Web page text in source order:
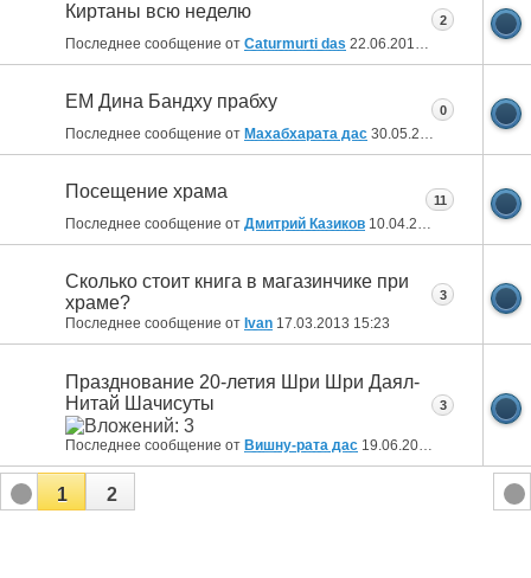
Киртаны всю неделю
Последнее сообщение от Caturmurti das 22.06.2013 11:25
2
ЕМ Дина Бандху прабху
Последнее сообщение от Махабхарата дас 30.05.2013
0
Посещение храма
Последнее сообщение от Дмитрий Казиков 10.04.2013
11
Сколько стоит книга в магазинчике при
храме?
Последнее сообщение от Ivan 17.03.2013 15:23
3
Празднование 20-летия Шри Шри Даял-
Нитай Шачисуты
Последнее сообщение от Вишну-рата дас 19.06.2012
3
1 2